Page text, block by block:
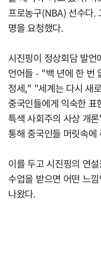
프로농구(NBA) 선수다.
명을 요청했다.
시진핑이 정상회담 발
언어들 - "백 년에 한 번
정세," "세계는 다시 새
중국인들에게 익숙한
특색 사회주의 사상 개
통해 중국인들 머릿속에
이를 두고 시진핑의 연
수업을 받으면 어떤 느
나왔다.